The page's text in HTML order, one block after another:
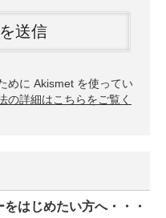
めに Akismet を使ってい
の詳細はこちらをご覧く
はじめたい方へ・・・